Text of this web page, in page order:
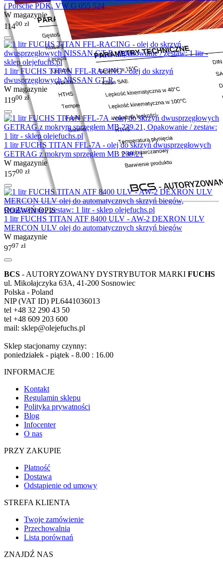
ROZWIŃ OPIS
/ Porsche PDK, VW G 055 524
W magazynie
11400 zł
1 litr FUCHS TITAN FFL-RACING - olej do skrzyń
dwusprzęgłowych NISSAN GT-R
W magazynie
11900 zł
1 litr FUCHS TITAN FFL-7A - olej do skrzyń dwusprzęgłowych
GETRAG z mokrym sprzęgłem MB 239.21
W magazynie
15700 zł
1 litr FUCHS TITAN ATF 8400 ULV - AW-2 DEXRON ULV
MERCON ULV olej do automatycznych skrzyń biegów
W magazynie
9797 zł
BCS - AUTORYZOWANY DYSTRYBUTOR MARKI FUCHS
ul. Mikołajczyka 63A, 41-200 Sosnowiec
Polska - Poland
NIP (VAT ID) PL6441036013
tel +48 32 290 43 50
tel +48 609 203 600
mail: sklep@olejefuchs.pl
Sklep stacjonarny czynny:
poniedziałek - piątek - 8.00 : 16.00
INFORMACJE
Kontakt
Regulamin sklepu
Polityka prywatności
Blog
Infocenter
O nas
PRZY ZAKUPIE
Płatność
Dostawa
Odstąpienie od umowy
STREFA KLIENTA
Twoje zamówienie
Przechowalnia
Lista porównań
ZNAJDŹ NAS